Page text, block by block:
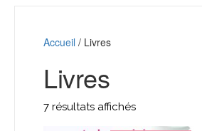
Accueil / Livres
Livres
7 résultats affichés